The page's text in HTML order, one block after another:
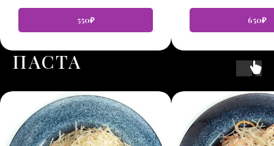
550₽ 650₽
ПАСТА